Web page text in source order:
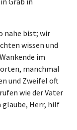
nahe bist; wir
wissen und
im
manchmal
und Zweifel oft
wie der Vater
glaube, Herr, hilf